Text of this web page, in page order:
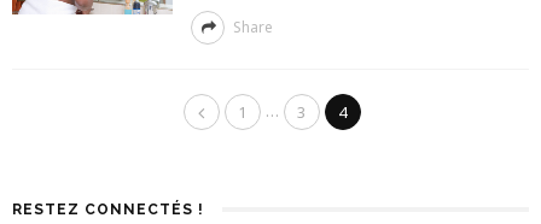
Share
1 … 3 4
RESTEZ CONNECTÉS !